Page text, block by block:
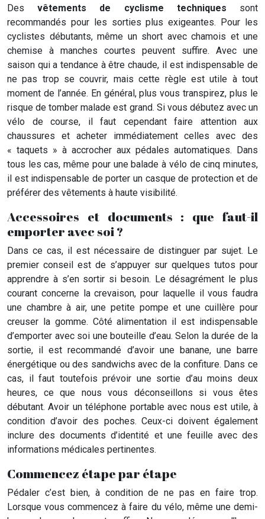
Desvêtements de cyclisme techniques sont
recommandés pour les sorties plus exigeantes. Pour les
cyclistes débutants, même un short avec chamois et une
chemise à manches courtes peuvent suffire. Avec une
saison qui a tendance à être chaude, il est indispensable de
ne pas trop se couvrir, mais cette règle est utile à tout
moment de l’année. En général, plus vous transpirez, plus le
risque de tomber malade est grand. Si vous débutez avec un
vélo de course, il faut cependant faire attention aux
chaussures et acheter immédiatement celles avec des
« taquets » à accrocher aux pédales automatiques. Dans
tous les cas, même pour une balade à vélo de cinq minutes,
il est indispensable de porter un casque de protection et de
préférer des vêtements à haute visibilité.
Accessoires et documents : que faut-il
emporter avec soi ?
Dans ce cas, il est nécessaire de distinguer par sujet. Le
premier conseil est de s’appuyer sur quelques tutos pour
apprendre à s’en sortir si besoin. Le désagrément le plus
courant concerne la crevaison, pour laquelle il vous faudra
une chambre à air, une petite pompe et une cuillère pour
creuser la gomme. Côté alimentation il est indispensable
d’emporter avec soi une bouteille d’eau. Selon la durée de la
sortie, il est recommandé d’avoir une banane, une barre
énergétique ou des sandwichs avec de la confiture. Dans ce
cas, il faut toutefois prévoir une sortie d’au moins deux
heures, ce que nous vous déconseillons si vous êtes
débutant. Avoir un téléphone portable avec nous est utile, à
condition d’avoir des poches. Ceux-ci doivent également
inclure des documents d’identité et une feuille avec des
informations médicales pertinentes.
Commencez étape par étape
Pédaler c’est bien, à condition de ne pas en faire trop.
Lorsque vous commencez à faire du vélo, même une demi-